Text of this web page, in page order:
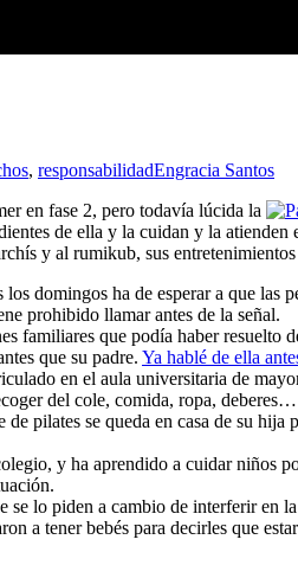
, responsabilidadEngracia Santos
en fase 2, pero todavía lúcida la
de ella y la cuidan y la
y al rumikub, sus
domingos ha de esperar a que
prohibido llamar antes de la señal.
familiares que podía haber resuelto
que su padre. Ya hablé de ella
en el aula universitaria de
del cole, comida, ropa, deberes…
pilates se queda en casa de su
y ha aprendido a cuidar niños
se lo piden a cambio de interferir en
a tener bebés para decirles que